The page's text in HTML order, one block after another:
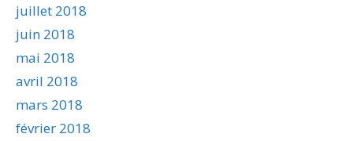
juillet 2018
juin 2018
mai 2018
avril 2018
mars 2018
février 2018